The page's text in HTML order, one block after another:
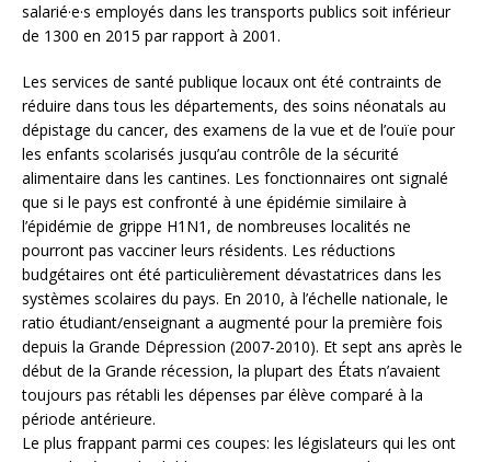
salarié·e·s employés dans les transports publics soit inférieur
de 1300 en 2015 par rapport à 2001.
Les services de santé publique locaux ont été contraints de
réduire dans tous les départements, des soins néonatals au
dépistage du cancer, des examens de la vue et de l’ouïe pour
les enfants scolarisés jusqu’au contrôle de la sécurité
alimentaire dans les cantines. Les fonctionnaires ont signalé
que si le pays est confronté à une épidémie similaire à
l’épidémie de grippe H1N1, de nombreuses localités ne
pourront pas vacciner leurs résidents. Les réductions
budgétaires ont été particulièrement dévastatrices dans les
systèmes scolaires du pays. En 2010, à l’échelle nationale, le
ratio étudiant/enseignant a augmenté pour la première fois
depuis la Grande Dépression (2007-2010). Et sept ans après le
début de la Grande récession, la plupart des États n’avaient
toujours pas rétabli les dépenses par élève comparé à la
période antérieure.
Le plus frappant parmi ces coupes: les législateurs qui les ont